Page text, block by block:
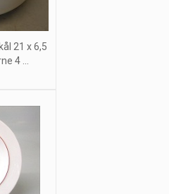
21 x 6,5
4 ...